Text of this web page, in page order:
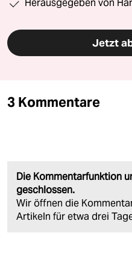
Herausgegeben von
Jetzt
3 Kommentare
Die Kommentarfunktion
geschlossen.
Wir öffnen die
Artikeln für etwa drei